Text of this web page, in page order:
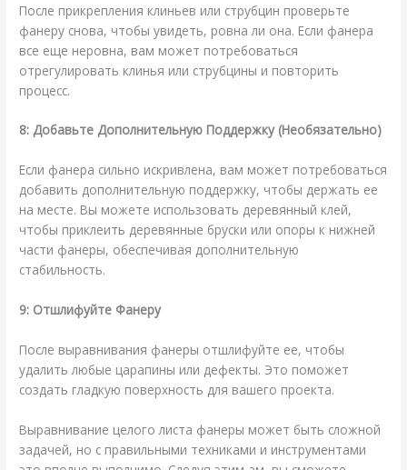
После прикрепления клиньев или струбцин проверьте
фанеру снова, чтобы увидеть, ровна ли она. Если фанера
все еще неровна, вам может потребоваться
отрегулировать клинья или струбцины и повторить
процесс.
8: Добавьте Дополнительную Поддержку (Необязательно)
Если фанера сильно искривлена, вам может потребоваться
добавить дополнительную поддержку, чтобы держать ее
на месте. Вы можете использовать деревянный клей,
чтобы приклеить деревянные бруски или опоры к нижней
части фанеры, обеспечивая дополнительную
стабильность.
9: Отшлифуйте Фанеру
После выравнивания фанеры отшлифуйте ее, чтобы
удалить любые царапины или дефекты. Это поможет
создать гладкую поверхность для вашего проекта.
Выравнивание целого листа фанеры может быть сложной
задачей, но с правильными техниками и инструментами